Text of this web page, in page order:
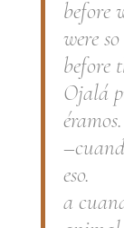
before
were
before
Ojalá
éramos.
eso.
a